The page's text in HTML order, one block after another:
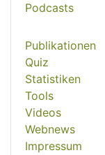
Podcasts
Publikationen
Quiz
Statistiken
Tools
Videos
Webnews
Impressum